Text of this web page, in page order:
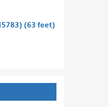
(63 feet)